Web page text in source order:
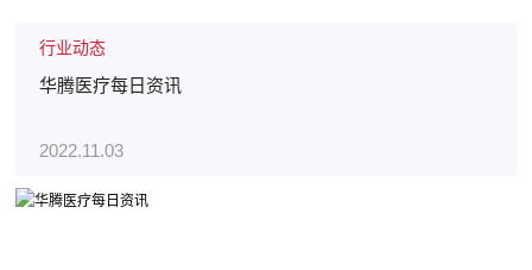
行业动态
华腾医疗每日资讯
2022.11.03